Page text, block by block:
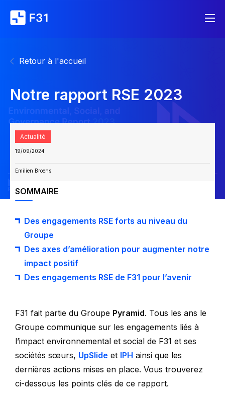
Retour à l'accueil
Notre rapport RSE 2023
Actualité
19/09/2024
Emilien Broens
SOMMAIRE
Des engagements RSE forts au niveau du
Groupe
Des axes d’amélioration pour augmenter notre
impact positif
Des engagements RSE de F31 pour l’avenir
F31 fait partie du Groupe Pyramid. Tous les ans le
Groupe communique sur les engagements liés à
l’impact environnemental et social de F31 et ses
sociétés sœurs, UpSlide et IPH ainsi que les
dernières actions mises en place. Vous trouverez
ci-dessous les points clés de ce rapport.